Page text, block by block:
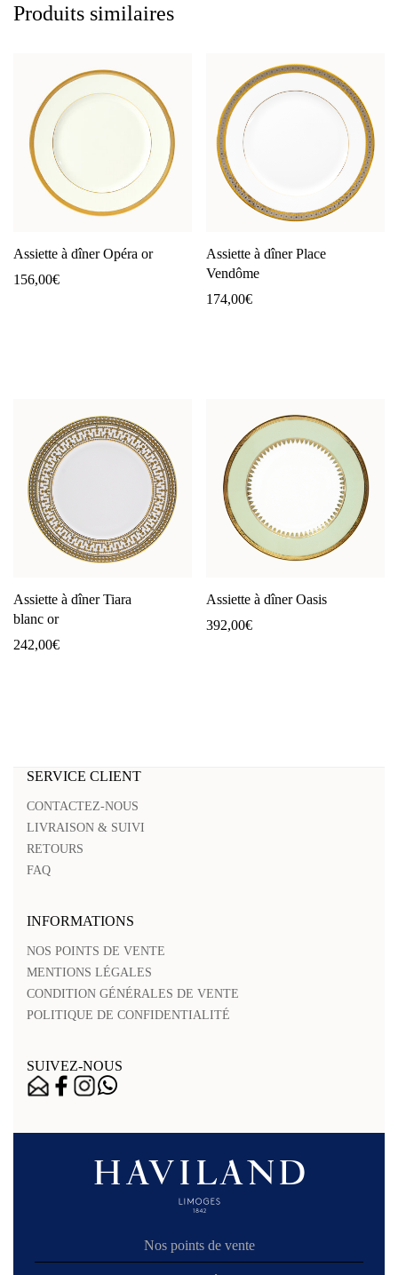
Produits similaires
Assiette à dîner Opéra or
156,00€
Assiette à dîner Place
Vendôme
174,00€
Assiette à dîner Tiara
blanc or
242,00€
Assiette à dîner Oasis
392,00€
SERVICE CLIENT
CONTACTEZ-NOUS
LIVRAISON & SUIVI
RETOURS
FAQ
INFORMATIONS
NOS POINTS DE VENTE
MENTIONS LÉGALES
CONDITION GÉNÉRALES DE VENTE
POLITIQUE DE CONFIDENTIALITÉ
SUIVEZ-NOUS
Nos points de vente